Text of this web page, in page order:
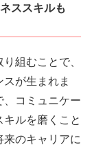
ススキルも
組むことで、
が生まれま
、コミュニケー
ルを磨くこと
のキャリアに